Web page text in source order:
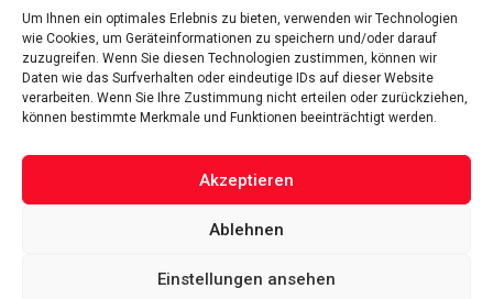
Um Ihnen ein optimales Erlebnis zu bieten, verwenden wir Technologien
wie Cookies, um Geräteinformationen zu speichern und/oder darauf
zuzugreifen. Wenn Sie diesen Technologien zustimmen, können wir
Daten wie das Surfverhalten oder eindeutige IDs auf dieser Website
verarbeiten. Wenn Sie Ihre Zustimmung nicht erteilen oder zurückziehen,
können bestimmte Merkmale und Funktionen beeinträchtigt werden.
Akzeptieren
Ablehnen
Einstellungen ansehen
wirklich
11. Juni 2026
Nino de Angelo Vermögen 2026 Wie Reich Ist Er?
9. Juni 2026
Das Vermögen von Promis von A bis Z
Twitter